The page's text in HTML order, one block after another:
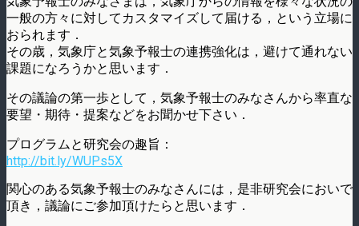
一般の方々に対してカスタマイズして届ける，という立場に
おられます．
その歳，気象庁と気象予報士の連携強化は，避けて通れない
課題になろうかと思います．
その議論の第一歩として，気象予報士のみなさんから率直な
要望・期待・提案などをお聞かせ下さい．
プログラムと研究会の趣旨：
http://bit.ly/WUPs5X
関心のある気象予報士のみなさんには，是非研究会においで
頂き，議論にご参加頂けたらと思います．